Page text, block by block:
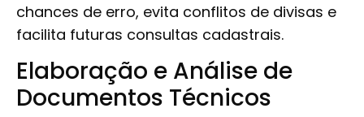
chances de erro, evita conflitos de divisas e
facilita futuras consultas cadastrais.
Elaboração e Análise de
Documentos Técnicos